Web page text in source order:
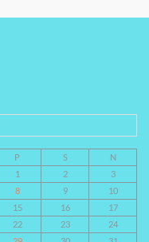
P S
N
1
2
3
8 9
10
15 16
17
22 23
24